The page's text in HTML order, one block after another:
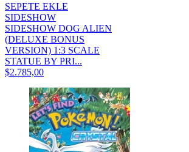
SEPETE EKLE
SIDESHOW
SIDESHOW DOG ALIEN
(DELUXE BONUS
VERSION) 1:3 SCALE
STATUE BY PRI...
$2.785,00